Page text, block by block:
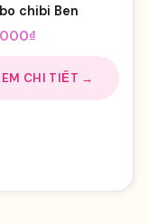
chibi Ben
₫
CHI TIẾT →